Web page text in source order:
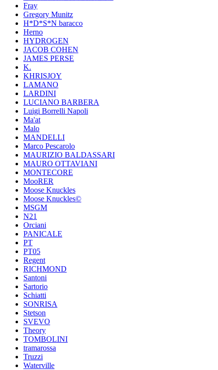
Fray
Gregory Munitz
H*D*S*N baracco
Herno
HYDROGEN
JACOB COHEN
JAMES PERSE
K.
KHRISJOY
LAMANO
LARDINI
LUCIANO BARBERA
Luigi Borrelli Napoli
Ma'at
Malo
MANDELLI
Marco Pescarolo
MAURIZIO BALDASSARI
MAURO OTTAVIANI
MONTECORE
MooRER
Moose Knuckles
Moose Knuckles©️
MSGM
N21
Orciani
PANICALE
PT
PT05
Regent
RICHMOND
Santoni
Sartorio
Schiatti
SONRISA
Stetson
SVEVO
Theory
TOMBOLINI
tramarossa
Truzzi
Waterville